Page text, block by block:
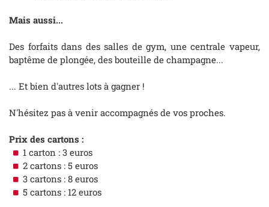
Mais aussi...
Des forfaits dans des salles de gym, une centrale vapeur,
baptême de plongée, des bouteille de champagne...
... Et bien d'autres lots à gagner !
N'hésitez pas à venir accompagnés de vos proches.
Prix des cartons :
1 carton : 3 euros
2 cartons : 5 euros
3 cartons : 8 euros
5 cartons : 12 euros